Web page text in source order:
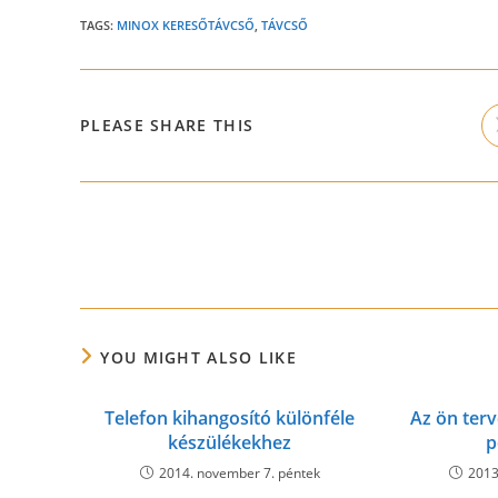
TAGS: MINOX KERESŐTÁVCSŐ, TÁVCSŐ
PLEASE SHARE THIS
YOU MIGHT ALSO LIKE
Telefon kihangosító különféle
készülékekhez
2014. november 7. péntek
Az ön